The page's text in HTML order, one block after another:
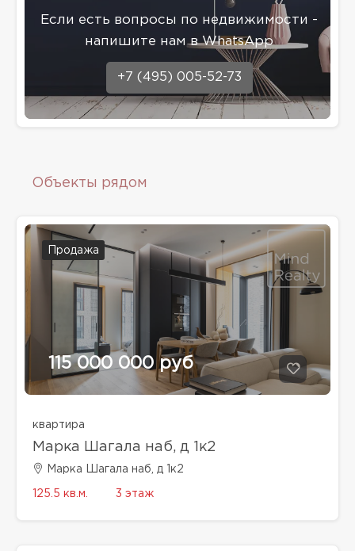
Eсли есть вопросы по недвижимости -
напишите нам в WhatsApp
+7 (495) 005-52-73
Объекты рядом
Продажа
115 000 000 руб
квартира
Марка Шагала наб, д 1к2
Марка Шагала наб, д 1к2
125.5 кв.м. 3 этаж